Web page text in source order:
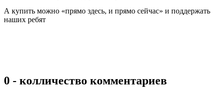
А купить можно «прямо здесь, и прямо сейчас» и поддержать
наших ребят
0 - колличество комментариев